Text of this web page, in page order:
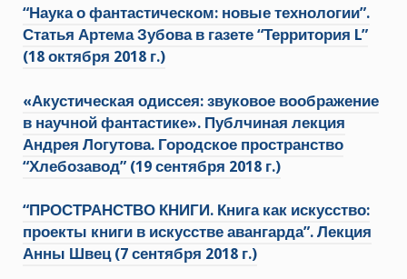
“Наука о фантастическом: новые технологии”.
Статья Артема Зубова в газете “Территория L”
(18 октября 2018 г.)
«Акустическая одиссея: звуковое воображение
в научной фантастике». Публчиная лекция
Андрея Логутова. Городское пространство
“Хлебозавод” (19 сентября 2018 г.)
“ПРОСТРАНСТВО КНИГИ. Книга как искусство:
проекты книги в искусстве авангарда”. Лекция
Анны Швец (7 сентября 2018 г.)